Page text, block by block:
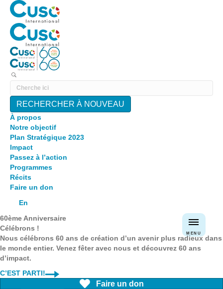
RECHERCHER À NOUVEAU
À propos
Notre objectif
Plan Stratégique 2023
Impact
Passez à l’action
Programmes
Récits
Faire un don
En
MENU
60ème Anniversaire
Célébrons !
Nous célébrons 60 ans de création d’un avenir plus radieux dans
le monde entier. Venez fêter avec nous et découvrez 60 ans
d’impact.
C’EST PARTI!
Faire un don